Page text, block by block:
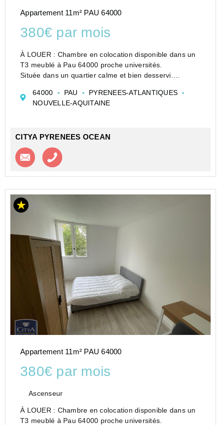
Appartement 11m² PAU 64000
380€ par mois
À LOUER : Chambre en colocation disponible dans un
T3 meublé à Pau 64000 proche universités.
Située dans un quartier calme et bien desservi.
salle de bain et de WC séparés.
La chambre...
64000 PAU
PYRENEES-ATLANTIQUES
NOUVELLE-AQUITAINE
CITYA PYRENEES OCEAN
Contacter l'agence
Appartement 11m² PAU 64000
380€ par mois
Ascenseur
À LOUER : Chambre en colocation disponible dans un
T3 meublé à Pau 64000 proche universités.